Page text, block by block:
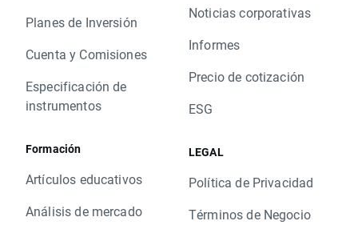
Planes de Inversión
Cuenta y Comisiones
Especificación de
instrumentos
Formación
Artículos educativos
Análisis de mercado
Noticias corporativas
Informes
Precio de cotización
ESG
LEGAL
Política de Privacidad
Términos de Negocio